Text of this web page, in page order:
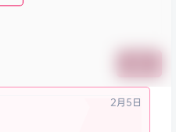
2月5日